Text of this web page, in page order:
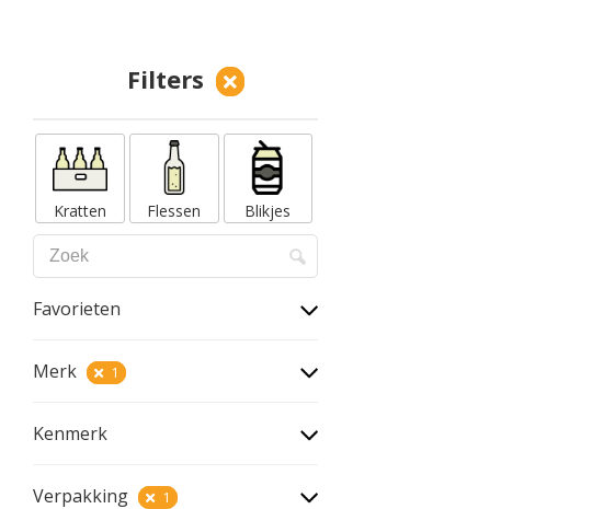
Filters
Kratten Flessen Blikjes
Favorieten
Merk 1
Kenmerk
Verpakking 1